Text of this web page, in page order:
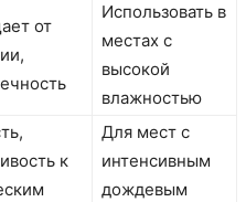
от
Использовать в
местах с
высокой
влажностью
к
Для мест с
интенсивным
дождевым